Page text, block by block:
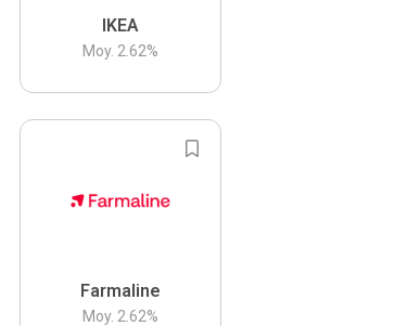
IKEA
Moy. 2.62%
Farmaline
Moy. 2.62%